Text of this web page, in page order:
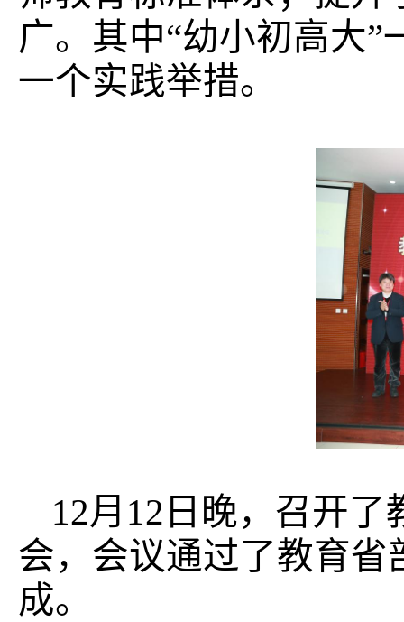
广。其中“幼小初高大
一个实践举措。
12月 12 日晚，召开
会，会议通过了教育
成。